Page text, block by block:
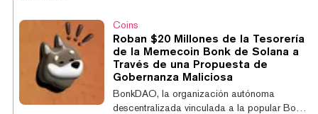
equivalente a unos $85, en CashCat el 18
de junio, pocas semanas antes de que la
empresa anunciara formalmente el
lanzamiento público de su mainnet. En ese
momento, la compra le dio al usuario
alrededor de 17,4 m...
Coins
Roban $20 Millones de la Tesorería
de la Memecoin Bonk de Solana a
Través de una Propuesta de
Gobernanza Maliciosa
BonkDAO, la organización autónoma
descentralizada vinculada a la popular Bonk